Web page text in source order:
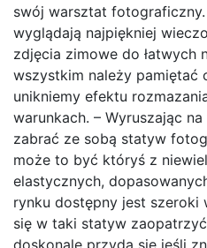
swój warsztat
wyglądają najpiękniej
zdjęcia zimowe do łatwych
wszystkim należy pamiętać
unikniemy efektu
warunkach. – Wyruszając
zabrać ze sobą statyw
może to być któryś z
elastycznych,
rynku dostępny jest
się w taki statyw
doskonale przyda się jeśli